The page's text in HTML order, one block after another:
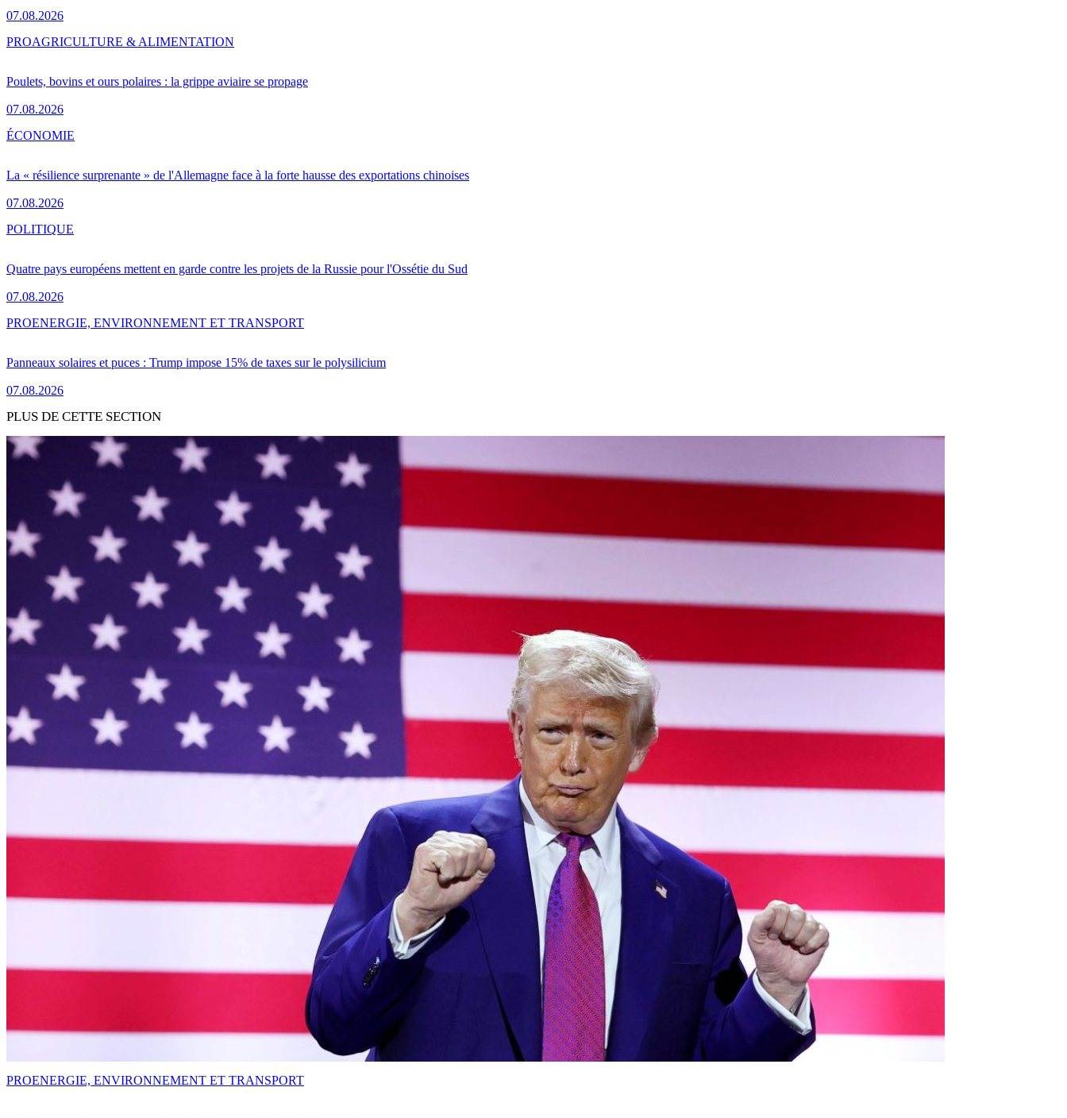
07.08.2026
Poulets, bovins et ours polaires : la grippe aviaire se propage
07.08.2026
PROAGRICULTURE & ALIMENTATION
La « résilience surprenante » de l'Allemagne face à la forte hausse des exportations chinoises
07.08.2026
ÉCONOMIE
Quatre pays européens mettent en garde contre les projets de la Russie pour l'Ossétie du Sud
07.08.2026
POLITIQUE
Panneaux solaires et puces : Trump impose 15% de taxes sur le polysilicium
07.08.2026
PROENERGIE, ENVIRONNEMENT ET TRANSPORT
PLUS DE CETTE SECTION
PROENERGIE, ENVIRONNEMENT ET TRANSPORT